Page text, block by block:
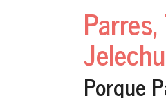
Jelechu
Porque